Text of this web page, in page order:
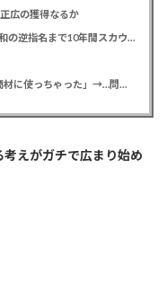
広の獲得なるか
緒方孝市カープドラ3指名で青学出禁！澤﨑俊和の逆指名まで10年間スカウト出禁
【悲報】彼女「ごめん！俺くんの貯金、情報商材に使っちゃった」→…問い詰めたらギャン泣きされたんだが俺が悪いのか？
考えがガチで広まり始め